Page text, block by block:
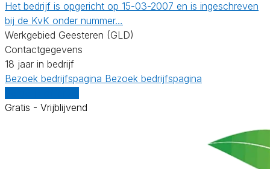
Het bedrijf is opgericht op 15-03-2007 en is ingeschreven
bij de KvK onder nummer…
Werkgebied Geesteren (GLD)
Contactgegevens
18 jaar in bedrijf
Bezoek bedrijfspagina Bezoek bedrijfspagina
Gratis - Vrijblijvend